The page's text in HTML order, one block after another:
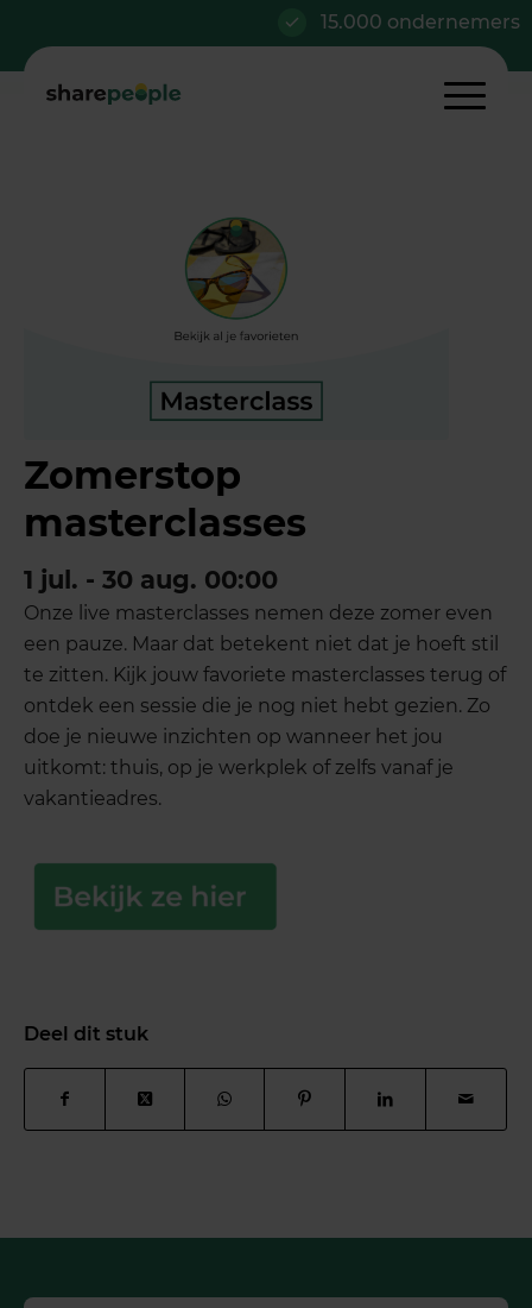
15.000 ondernemers
Zomerstop
masterclasses
1 jul. - 30 aug. 00:00
Onze live masterclasses nemen deze zomer even
een pauze. Maar dat betekent niet dat je hoeft stil
te zitten. Kijk jouw favoriete masterclasses terug of
ontdek een sessie die je nog niet hebt gezien. Zo
doe je nieuwe inzichten op wanneer het jou
uitkomt: thuis, op je werkplek of zelfs vanaf je
vakantieadres.
Deel dit stuk